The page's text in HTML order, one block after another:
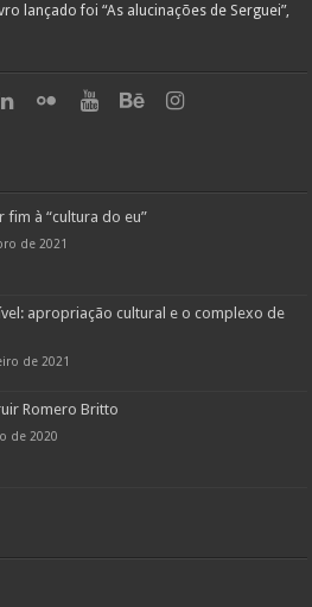
lançado foi “As alucinações de Serguei”,
fim à “cultura do eu”
de 2021
apropriação cultural e o complexo de
de 2021
Romero Britto
de 2020